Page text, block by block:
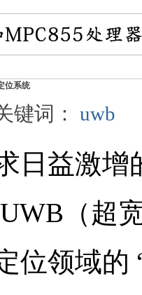
位系统
键词： uwb
日益激
（超
位领域的